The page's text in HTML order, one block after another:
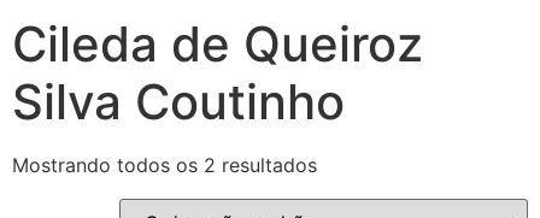
Cileda de Queiroz
Silva Coutinho
Mostrando todos os 2 resultados